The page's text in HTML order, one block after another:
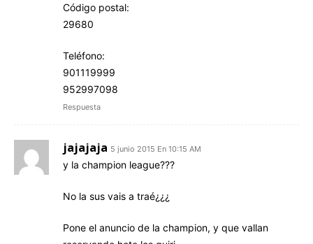
Código postal:
29680
Teléfono:
901119999
952997098
Respuesta
jajajaja 5 junio 2015 En 10:15 AM
y la champion league???
No la sus vais a traé¿¿¿
Pone el anuncio de la champion, y que vallan